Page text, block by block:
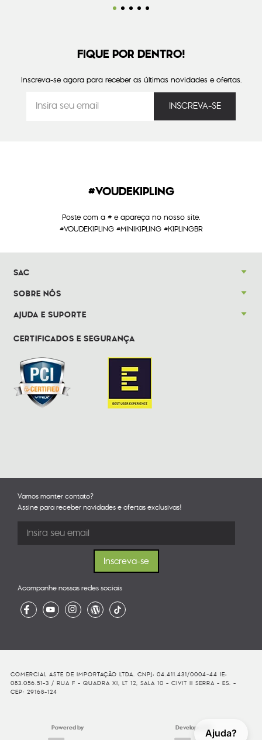
Ajuda?
FIQUE POR DENTRO!
Inscreva-se agora para receber as últimas novidades e ofertas.
#VOUDEKIPLING
Poste com a # e apareça no nosso site.
#VOUDEKIPLING #MINIKIPLING #KIPLINGBR
SAC
SOBRE NÓS
AJUDA E SUPORTE
CERTIFICADOS E SEGURANÇA
Vamos manter contato?
Assine para receber novidades e ofertas exclusivas!
Acompanhe nossas redes sociais
COMERCIAL ASTE DE IMPORTAÇÃO LTDA. CNPJ: 04.411.431/0004-44 IE:
083.056.51-3 / RUA F - QUADRA XI, LT 12, SALA 10 - CIVIT II SERRA - ES. -
CEP: 29168-124
Powered by Developed By